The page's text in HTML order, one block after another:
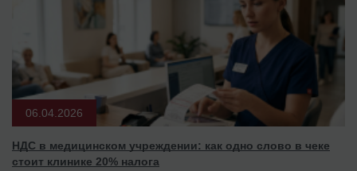
06.04.2026
НДС в медицинском учреждении: как одно слово в чеке
стоит клинике 20% налога